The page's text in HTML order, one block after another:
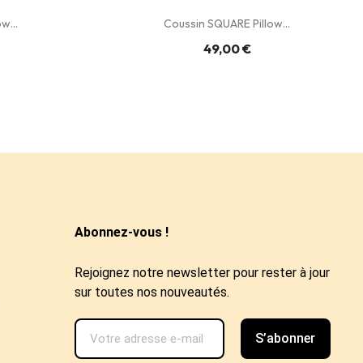
Coussin SQUARE Pillow...
49,00 €
Abonnez-vous !
Rejoignez notre newsletter pour rester à jour
sur toutes nos nouveautés.
S’abonner